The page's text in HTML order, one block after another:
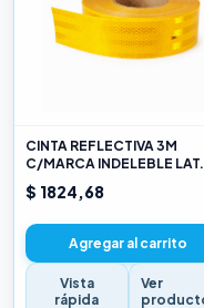
CINTA REFLECTIVA 3M
C/MARCA INDELEBLE LAT.
$ 1824,68
Agregar al carrito
Vista
rápida
Ver